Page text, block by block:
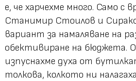
е, че харчехме много. Само с
Станимир Стоилов и
вариант за намаляване на
обективиране на бюджета.
изпуснахме духа от
толкова, колкото ни